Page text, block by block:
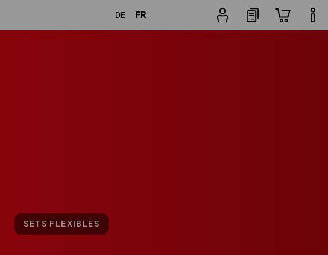
DE FR
SETS FLEXIBLES